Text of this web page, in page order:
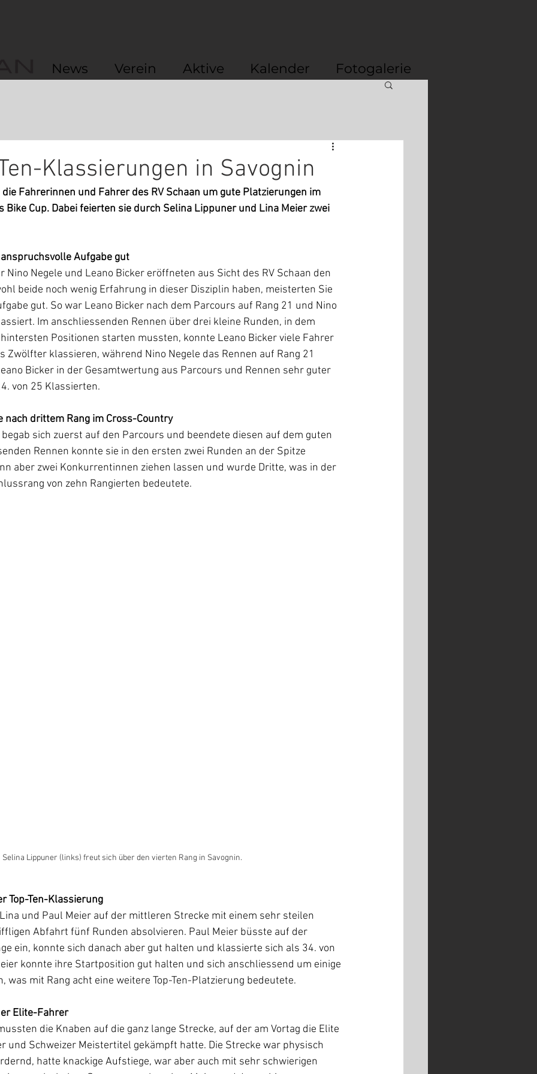
News Verein Aktive Kalender Fotogalerie
Klassierungen in Savognin
Fahrerinnen und Fahrer des RV Schaan um gute Platzierungen im
Cup. Dabei feierten sie durch Selina Lippuner und Lina Meier zwei
Aufgabe gut
Nino Negele und Leano Bicker eröffneten aus Sicht des RV Schaan den
beide noch wenig Erfahrung in dieser Disziplin haben, meisterten Sie
gut. So war Leano Bicker nach dem Parcours auf Rang 21 und Nino
Im anschliessenden Rennen über drei kleine Runden, in dem
Positionen starten mussten, konnte Leano Bicker viele Fahrer
Zwölfter klassieren, während Nino Negele das Rennen auf Rang 21
Bicker in der Gesamtwertung aus Parcours und Rennen sehr guter
von 25 Klassierten.
nach drittem Rang im Cross-Country
sich zuerst auf den Parcours und beendete diesen auf dem guten
Rennen konnte sie in den ersten zwei Runden an der Spitze
aber zwei Konkurrentinnen ziehen lassen und wurde Dritte, was in der
von zehn Rangierten bedeutete.
Selina Lippuner (links) freut sich über den vierten Rang in Savognin.
Top-Ten-Klassierung
und Paul Meier auf der mittleren Strecke mit einem sehr steilen
Abfahrt fünf Runden absolvieren. Paul Meier büsste auf der
ein, konnte sich danach aber gut halten und klassierte sich als 34. von
konnte ihre Startposition gut halten und sich anschliessend um einige
was mit Rang acht eine weitere Top-Ten-Platzierung bedeutete.
Elite-Fahrer
die Knaben auf die ganz lange Strecke, auf der am Vortag die Elite
und Schweizer Meistertitel gekämpft hatte. Die Strecke war physisch
hatte knackige Aufstiege, war aber auch mit sehr schwierigen